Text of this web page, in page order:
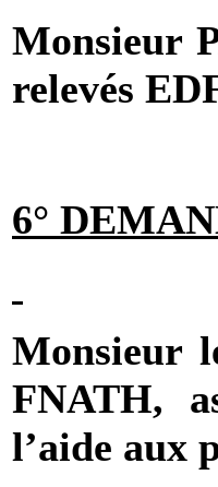
Monsieur
relevés
6°
Monsieur
FNATH,
l’aide aux